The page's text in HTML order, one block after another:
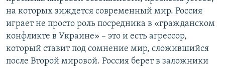
на которых зиждется современный мир. Россия
играет не просто роль посредника в «гражданском
конфликте в Украине» – это и есть агрессор,
который ставит под сомнение мир, сложившийся
после Второй мировой. Россия берет в заложники